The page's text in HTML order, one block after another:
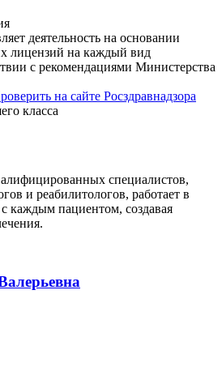
деятельность на основании
лицензий на каждый вид
с рекомендациями Министерства
на сайте Росздравнадзора
класса
специалистов,
и реабилитологов, работает в
каждым пациентом, создавая